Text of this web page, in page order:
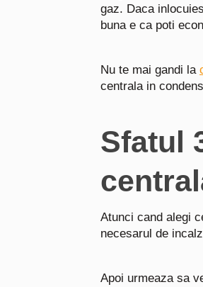
gaz. Daca
buna e ca poti
Nu te mai gandi la
centrala in
Sfatul
Atunci cand alegi
necesarul de
Apoi urmeaza sa